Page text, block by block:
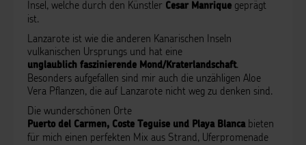
Insel, welche durch den Künstler Cesar Manrique geprägt
ist.
Lanzarote ist wie die anderen Kanarischen Inseln
vulkanischen Ursprungs und hat eine
unglaublich faszinierende Mond/Kraterlandschaft.
Besonders aufgefallen sind mir auch die unzähligen Aloe
Vera Pflanzen, die auf Lanzarote nicht weg zu denken sind.
Die wunderschönen Orte
Puerto del Carmen, Coste Teguise und Playa Blanca bieten
für mich einen perfekten Mix aus Strand, Uferpromenade